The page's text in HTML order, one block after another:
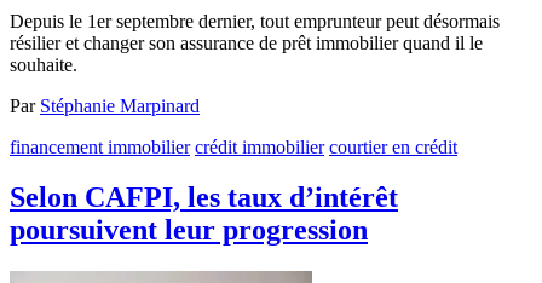
Depuis le 1er septembre dernier, tout emprunteur peut désormais
résilier et changer son assurance de prêt immobilier quand il le
souhaite.
Par Stéphanie Marpinard
financement immobilier crédit immobilier courtier en crédit
Selon CAFPI, les taux d’intérêt
poursuivent leur progression